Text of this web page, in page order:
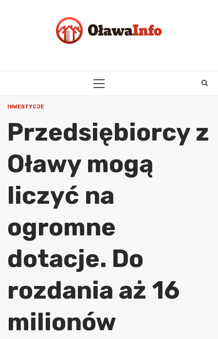
PRIMARY
INWESTYCJE
Przedsiębiorcy z
Oławy mogą
liczyć na
ogromne
dotacje. Do
rozdania aż 16
milionów